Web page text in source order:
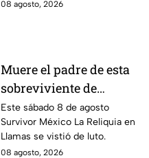
regreso a clases
08 agosto, 2026
Muere el padre de esta
sobreviviente de
Survivor México La
Reliquia en Llamas
Este sábado 8 de agosto
Survivor México La Reliquia en
Llamas se vistió de luto.
08 agosto, 2026